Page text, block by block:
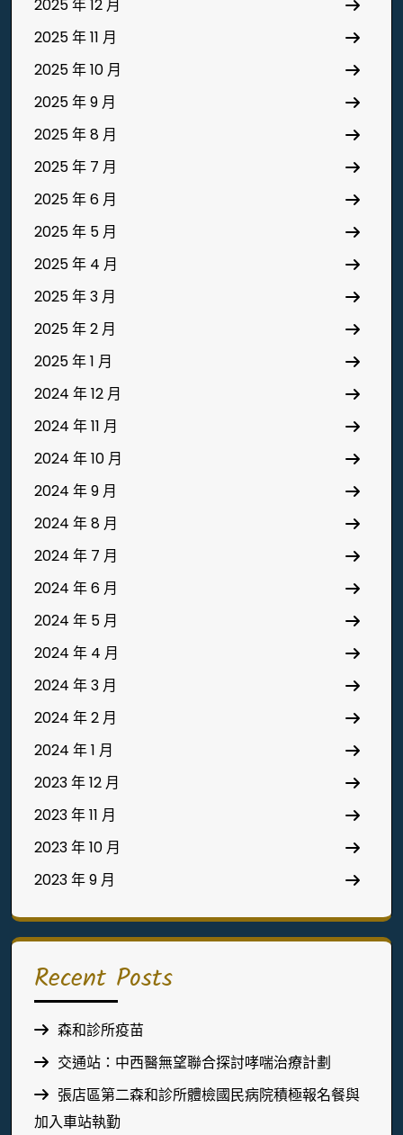
2025 年 12 月
2025 年 11 月
2025 年 10 月
2025 年 9 月
2025 年 8 月
2025 年 7 月
2025 年 6 月
2025 年 5 月
2025 年 4 月
2025 年 3 月
2025 年 2 月
2025 年 1 月
2024 年 12 月
2024 年 11 月
2024 年 10 月
2024 年 9 月
2024 年 8 月
2024 年 7 月
2024 年 6 月
2024 年 5 月
2024 年 4 月
2024 年 3 月
2024 年 2 月
2024 年 1 月
2023 年 12 月
2023 年 11 月
2023 年 10 月
2023 年 9 月
Recent Posts
森和診所疫苗
交通站：中西醫無望聯合探討哮喘治療計劃
張店區第二森和診所體檢國民病院積極報名餐與
加入車站執勤